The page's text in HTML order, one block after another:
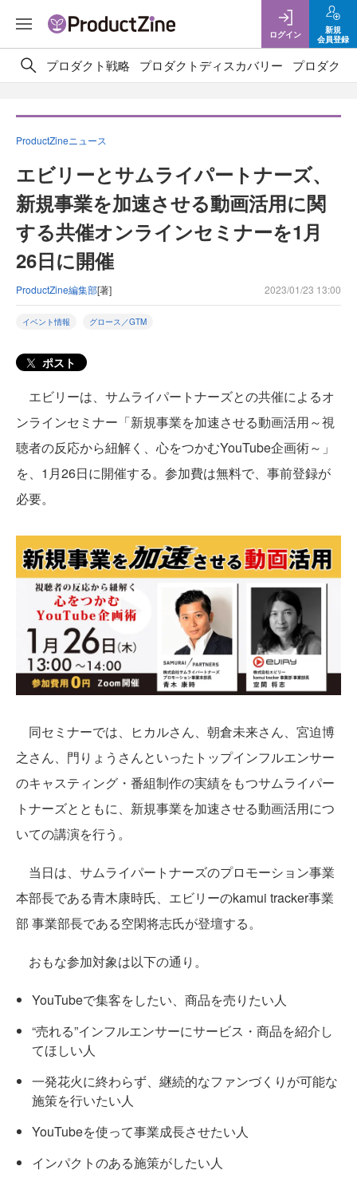
ログイン
新規
会員登録
プロダクト戦略 プロダクトディスカバリー プロダクト
ProductZineニュース
エビリーとサムライパートナーズ、
新規事業を加速させる動画活用に関
する共催オンラインセミナーを1月
26日に開催
ProductZine編集部[著] 2023/01/23 13:00
イベント情報 グロース／GTM
ポスト
エビリーは、サムライパートナーズとの共催によるオ
ンラインセミナー「新規事業を加速させる動画活用～視
聴者の反応から紐解く、心をつかむYouTube企画術～」
を、1月26日に開催する。参加費は無料で、事前登録が
必要。
同セミナーでは、ヒカルさん、朝倉未来さん、宮迫博
之さん、門りょうさんといったトップインフルエンサー
のキャスティング・番組制作の実績をもつサムライパー
トナーズとともに、新規事業を加速させる動画活用につ
いての講演を行う。
当日は、サムライパートナーズのプロモーション事業
本部長である青木康時氏、エビリーのkamui tracker事業
部 事業部長である空閑将志氏が登壇する。
おもな参加対象は以下の通り。
YouTubeで集客をしたい、商品を売りたい人
“売れる”インフルエンサーにサービス・商品を紹介し
てほしい人
一発花火に終わらず、継続的なファンづくりが可能な
施策を行いたい人
YouTubeを使って事業成長させたい人
インパクトのある施策がしたい人